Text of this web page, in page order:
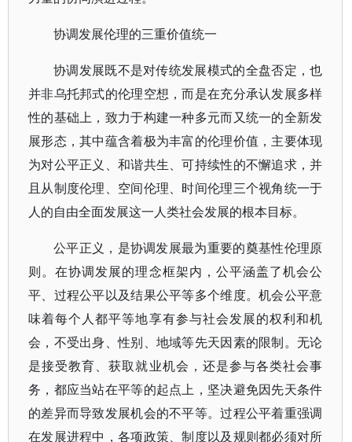
协调发展伦理的三重价值统一
协调发展既不是对传统发展模式的全盘否定，也
并非乌托邦式的伦理空想，而是在充分承认发展多样
性的基础上，致力于构建一种多元而又统一的全新发
展形态，其中蕴含着极为丰富的伦理价值，主要体现
为对公平正义、和谐共生、可持续性的不懈追求，并
且从制度伦理、空间伦理、时间伦理三个视角统一于
人的自由全面发展这一人类社会发展的根本目标。
公平正义，是协调发展最为重要的奠基性伦理原
则。在协调发展的理念框架内，公平涵盖了机会公
平、过程公平以及结果公平等多个维度。机会公平意
味着每个人都平等地享有参与社会发展的权利和机
会，不受出身、性别、地域等先天因素的限制。无论
是接受教育、获取就业机会，还是参与各类社会事
务，都应当站在平等的起点上，坚决避免因先天条件
的差异而导致发展机会的不平等。过程公平着重强调
在发展进程中，各项政策、制度以及规则都必须对所